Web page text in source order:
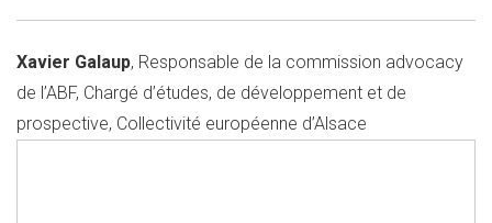
Xavier Galaup, Responsable de la commission advocacy
de l’ABF, Chargé d’études, de développement et de
prospective, Collectivité européenne d’Alsace